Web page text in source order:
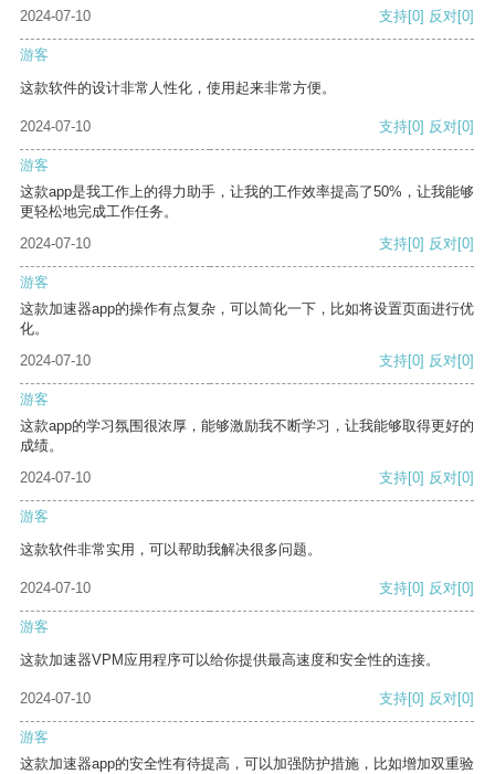
2024-07-10
支持[0] 反对[0]
游客
这款软件的设计非常人性化，使用起来非常方便。
2024-07-10 支持[0] 反对[0]
游客
这款app是我工作上的得力助手，让我的工作效率提高了50%，让我能够
更轻松地完成工作任务。
2024-07-10
支持[0] 反对[0]
游客
这款加速器app的操作有点复杂，可以简化一下，比如将设置页面进行优
化。
2024-07-10
支持[0] 反对[0]
游客
这款app的学习氛围很浓厚，能够激励我不断学习，让我能够取得更好的
成绩。
2024-07-10
支持[0] 反对[0]
游客
这款软件非常实用，可以帮助我解决很多问题。
2024-07-10 支持[0] 反对[0]
游客
这款加速器VPM应用程序可以给你提供最高速度和安全性的连接。
2024-07-10 支持[0] 反对[0]
游客
这款加速器app的安全性有待提高，可以加强防护措施，比如增加双重验